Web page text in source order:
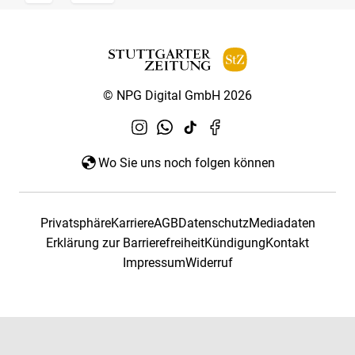
© NPG Digital GmbH 2026
Wo Sie uns noch folgen können
PrivatsphäreKarriereAGBDatenschutzMediadaten
Erklärung zur BarrierefreiheitKündigungKontakt
ImpressumWiderruf